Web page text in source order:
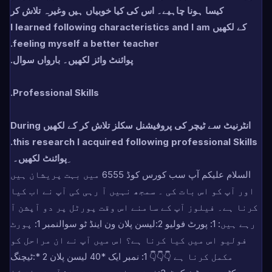
کیسا ہونا چاہیے۔ اس کی کیا خوبیاں ہیں وغیرہ تلاش کر
کے لکھیں I learned following characteristics and I am
feeling myself a better teacher.
پوائنٹ وائز لکھیں۔ بارواں سوال.
Professional Skills.
انٹرنیٹ سے ٹیچر کی پروفیشنل سکلز تلاش کر کے لکھیں During
this research I acquired following professional Skills.
پوائنٹ لکھیں۔
السلام علیکم آپ سب کورس کوڈ 6555 میں بہت پریشان ہیں
اور آپ کو اس بات کی ۔ سمجھ نہیں آ رہی کی آپ نے اب کیا
کرنا ہے۔ فیلوز آپ کے سامنے اس وقت پورٹل پر دو آپشن آ
رہے ہیں: 1: پورٹ فولیو 2:لیسن پلان ون اینڈ ٹو سوالنمبر 1: پورٹ
فولیو اس میں کیا کرنا ہے؟ اس میں آپ نے ان مراحل کو
مکمل کرنا ہے 👇👇👇 1: نمبر ایک *40 لیسن پلان 2 *:ٹیچنگ